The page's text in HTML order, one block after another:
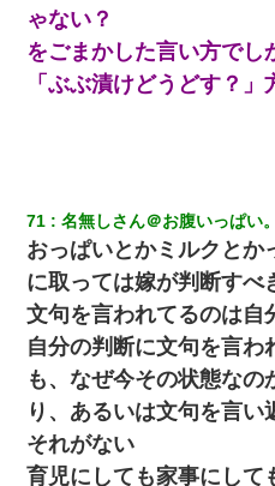
ゃない？
をごまかした言い方でし
「ぶぶ漬けどうどす？
71 名無しさん＠お腹いっぱい。
おっぱいとかミルクとか
に取っては嫁が判断すべ
文句を言われてるのは自
自分の判断に文句を言
も、なぜ今その状態なの
り、あるいは文句を言い
それがない
育児にしても家事にして